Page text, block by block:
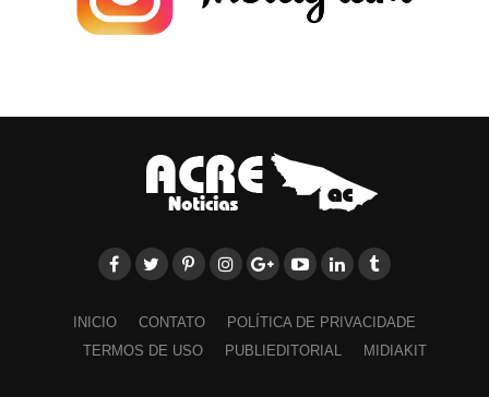
INICIO CONTATO
POLÍTICA DE PRIVACIDADE
TERMOS DE USO
PUBLIEDITORIAL MIDIAKIT